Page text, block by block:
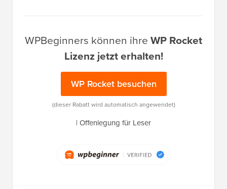
WPBeginners können ihre WP Rocket
Lizenz jetzt erhalten!
WP Rocket besuchen
(dieser Rabatt wird automatisch angewendet)
| Offenlegung für Leser